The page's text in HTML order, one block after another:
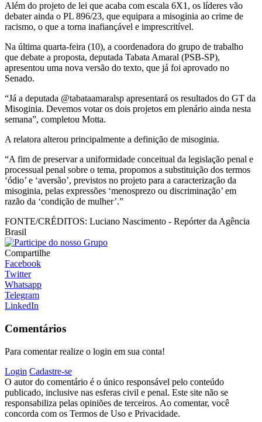
Além do projeto de lei que acaba com escala 6X1, os líderes vão
debater ainda o PL 896/23, que equipara a misoginia ao crime de
racismo, o que a torna inafiançável e imprescritível.
Na última quarta-feira (10), a coordenadora do grupo de trabalho
que debate a proposta, deputada Tabata Amaral (PSB-SP),
apresentou uma nova versão do texto, que já foi aprovado no
Senado.
“Já a deputada @tabataamaralsp apresentará os resultados do GT da
Misoginia. Devemos votar os dois projetos em plenário ainda nesta
semana”, completou Motta.
A relatora alterou principalmente a definição de misoginia.
“A fim de preservar a uniformidade conceitual da legislação penal e
processual penal sobre o tema, propomos a substituição dos termos
‘ódio’ e ‘aversão’, previstos no projeto para a caracterização da
misoginia, pelas expressões ‘menosprezo ou discriminação’ em
razão da ‘condição de mulher’.”
FONTE/CRÉDITOS: Luciano Nascimento - Repórter da Agência
Brasil
Compartilhe
Facebook
Twitter
Whatsapp
Telegram
LinkedIn
Comentários
Para comentar realize o login em sua conta!
Login Cadastre-se
O autor do comentário é o único responsável pelo conteúdo
publicado, inclusive nas esferas civil e penal. Este site não se
responsabiliza pelas opiniões de terceiros. Ao comentar, você
concorda com os Termos de Uso e Privacidade.